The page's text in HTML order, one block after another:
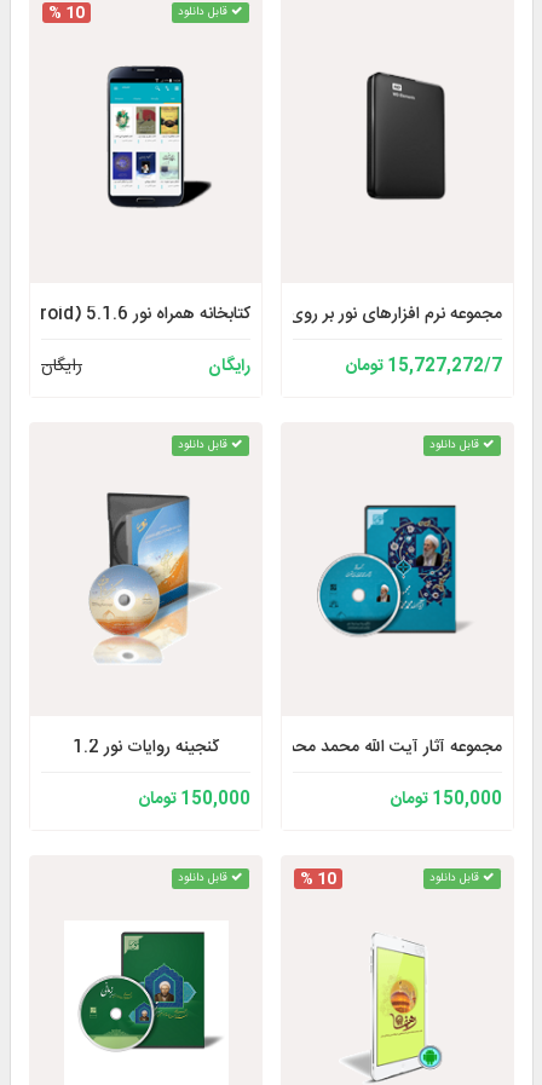
مجموعه نرم افزارهای نور بر روی هارد (1 ترابایت)
15,727,272/7 تومان
10 % قابل دانلود
کتابخانه همراه نور 5.1.6 (Android)
رایگان
رایگان
قابل دانلود
مجموعه آثار آیت ‌الله محمد محمدی ری‌ شهری
150,000 تومان
قابل دانلود
گنجینه روایات نور 1.2
150,000 تومان
10 % قابل دانلود قابل دانلود